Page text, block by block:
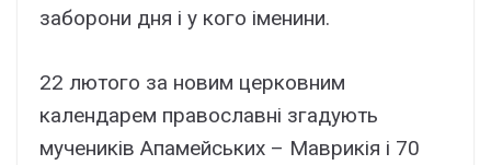
заборони дня і у кого іменини.
22 лютого за новим церковним
календарем православні згадують
мучеників Апамейських – Маврикія і 70